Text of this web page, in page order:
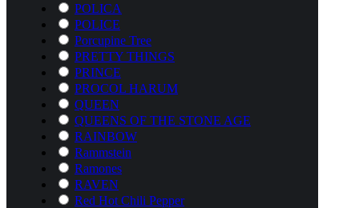
POLICA
POLICE
Porcupine Tree
PRETTY THINGS
PRINCE
PROCOL HARUM
QUEEN
QUEENS OF THE STONE AGE
RAINBOW
Rammstein
Ramones
RAVEN
Red Hot Chili Pepper